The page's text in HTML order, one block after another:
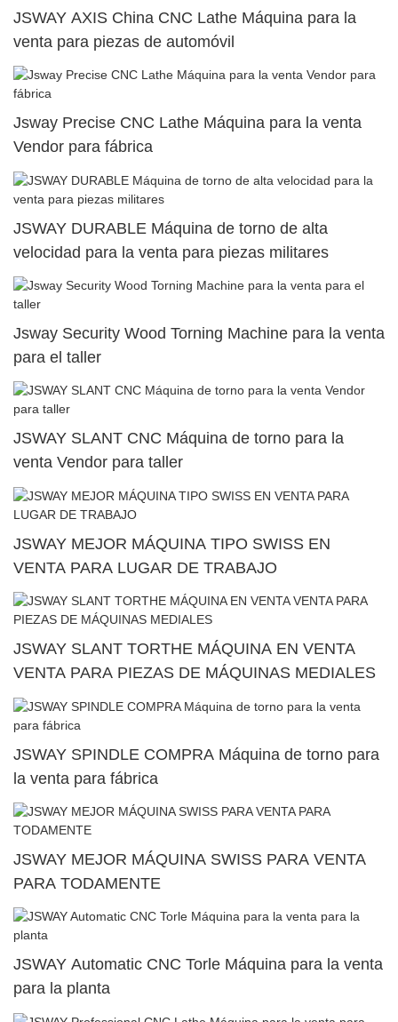
JSWAY AXIS China CNC Lathe Máquina para la
venta para piezas de automóvil
Jsway Precise CNC Lathe Máquina para la venta
Vendor para fábrica
JSWAY DURABLE Máquina de torno de alta
velocidad para la venta para piezas militares
Jsway Security Wood Torning Machine para la venta
para el taller
JSWAY SLANT CNC Máquina de torno para la
venta Vendor para taller
JSWAY MEJOR MÁQUINA TIPO SWISS EN
VENTA PARA LUGAR DE TRABAJO
JSWAY SLANT TORTHE MÁQUINA EN VENTA
VENTA PARA PIEZAS DE MÁQUINAS MEDIALES
JSWAY SPINDLE COMPRA Máquina de torno para
la venta para fábrica
JSWAY MEJOR MÁQUINA SWISS PARA VENTA
PARA TODAMENTE
JSWAY Automatic CNC Torle Máquina para la venta
para la planta